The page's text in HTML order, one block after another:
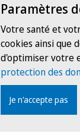
La
Schreiter
La
Dès le 1er
grâce à
interne
Paramètres
Votre santé et
cookies ainsi que
d'optimiser votre
protection des
Je n'accepte pas